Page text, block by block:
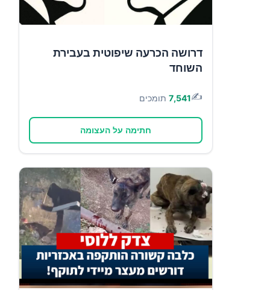
דרושה הכרעה שיפוטית בעבירת
השוחד
✍️
7,541 תומכים
חתימה על העצומה